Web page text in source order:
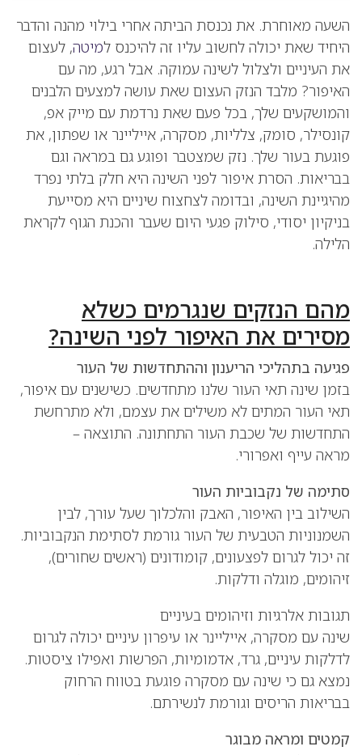
השעה מאוחרת. את נכנסת הביתה אחרי בילוי מהנה והדבר
היחיד שאת יכולה לחשוב עליו זה להיכנס למיטה, לעצום
את העיניים ולצלול לשינה עמוקה. אבל רגע, מה עם
האיפור? מלבד הנזק העצום שאת עושה למצעים הלבנים
והמושקעים שלך, בכל פעם שאת נרדמת עם מייק אפ,
קונסילר, סומק, צלליות, מסקרה, אייליינר או שפתון, את
פוגעת בעור שלך. נזק שמצטבר ופוגע גם במראה וגם
בבריאות. הסרת איפור לפני השינה היא חלק בלתי נפרד
מהיגיינת השינה, ובדומה לצחצוח שיניים היא מסייעת
בניקיון יסודי, סילוק פגעי היום שעבר והכנת הגוף לקראת
הלילה.
מהם הנזקים שנגרמים כשלא
מסירים את האיפור לפני השינה?
פגיעה בתהליכי הריענון וההתחדשות של העור
בזמן שינה תאי העור שלנו מתחדשים. כשישנים עם איפור,
תאי העור המתים לא משילים את עצמם, ולא מתרחשת
התחדשות של שכבת העור התחתונה. התוצאה –
מראה עייף ואפרורי.
סתימה של נקבוביות העור
השילוב בין האיפור, האבק והלכלוך שעל עורך, לבין
השמנוניות הטבעית של העור גורמת לסתימת הנקבוביות.
זה יכול לגרום לפצעונים, קומודונים (ראשים שחורים),
זיהומים, מוגלה ודלקות.
תגובות אלרגיות וזיהומים בעיניים
שינה עם מסקרה, אייליינר או עיפרון עיניים יכולה לגרום
לדלקות עיניים, גרד, אדמומיות, הפרשות ואפילו ציסטות.
נמצא גם כי שינה עם מסקרה פוגעת בטווח הרחוק
בבריאות הריסים וגורמת לנשירתם.
קמטים ומראה מבוגר